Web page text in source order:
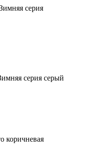
серия
серия серый
коричневая